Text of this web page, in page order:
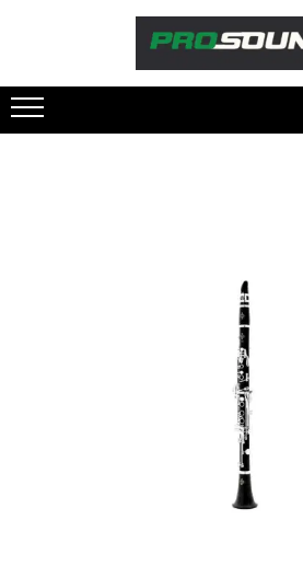
Sonorizare / PA
Pickup-uri, platane & accesorii
Stabilizatoare de tensiune UPS si